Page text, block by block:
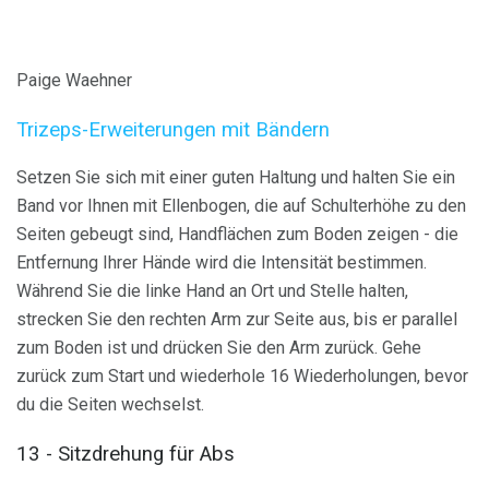
Paige Waehner
Trizeps-Erweiterungen mit Bändern
Setzen Sie sich mit einer guten Haltung und halten Sie ein
Band vor Ihnen mit Ellenbogen, die auf Schulterhöhe zu den
Seiten gebeugt sind, Handflächen zum Boden zeigen - die
Entfernung Ihrer Hände wird die Intensität bestimmen.
Während Sie die linke Hand an Ort und Stelle halten,
strecken Sie den rechten Arm zur Seite aus, bis er parallel
zum Boden ist und drücken Sie den Arm zurück. Gehe
zurück zum Start und wiederhole 16 Wiederholungen, bevor
du die Seiten wechselst.
13 - Sitzdrehung für Abs